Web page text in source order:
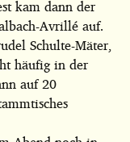
kam dann der
Avrillé auf.
Schulte-Mäter,
häufig in der
auf 20